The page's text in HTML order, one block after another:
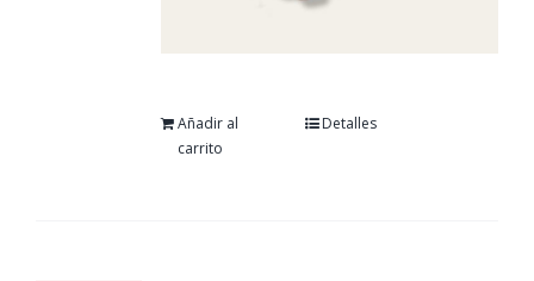
Añadir al
carrito
Detalles